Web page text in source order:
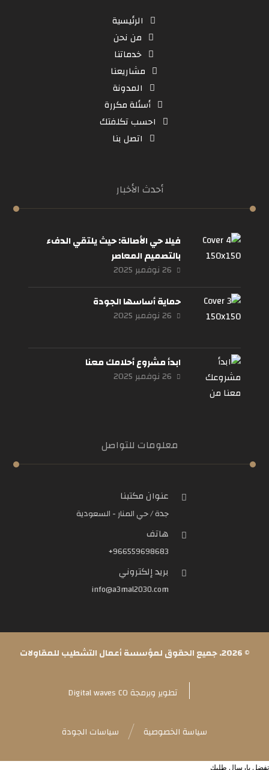
الرئيسية
من نحن
خدماتنا
مشاريعنا
المدونة
أسئلة مكررة
احسب تكلفتك
اتصل بنا
أحدث الأخبار
فيلا حي الأصالة: حيث يلتقي الدفء
بالتصميم المعاصر
26 نوفمبر 2025
حماية أساسها الجودة
26 نوفمبر 2025
ابدأ مشروع أحلامك معنا
26 نوفمبر 2025
معلومات للتواصل
عنوان مكتبنا
جدة / حي المنار - السعودية
هاتف
966559698683+
بريد إلكتروني
info@a3mal2030.com
© 2026. جميع الحقوق لمؤسسة أعمال التشطيب للمقاولات
تطوير وبرمجة Digital waves CO
سياسة الخصوصية سياسات الجودة
تفضل بارسال طلبك